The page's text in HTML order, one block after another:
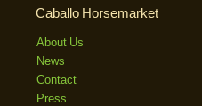
Caballo Horsemarket
About Us
News
Contact
Press